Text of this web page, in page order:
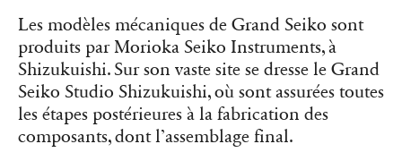
Les modèles mécaniques de Grand Seiko sont
produits par Morioka Seiko Instruments, à
Shizukuishi. Sur son vaste site se dresse le Grand
Seiko Studio Shizukuishi, où sont assurées toutes
les étapes postérieures à la fabrication des
composants, dont l’assemblage final.